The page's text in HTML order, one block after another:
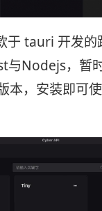
于 tauri 开发的
与Nodejs，暂
本，安装即可